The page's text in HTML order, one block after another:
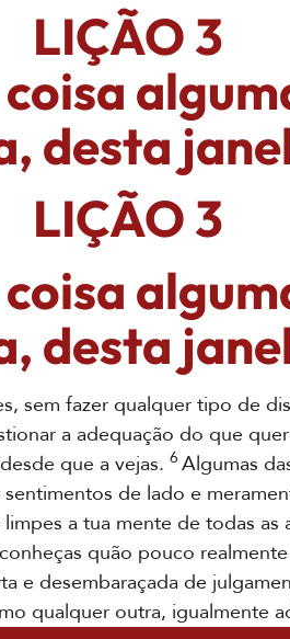
LIÇÃO 3
desta
LIÇÃO 3
desta
sem fazer qualquer tipo de
a adequação do que
que a vejas. 6Algumas
de lado e
a tua mente de todas as
quão pouco
e desembaraçada de
qualquer outra, igualmente